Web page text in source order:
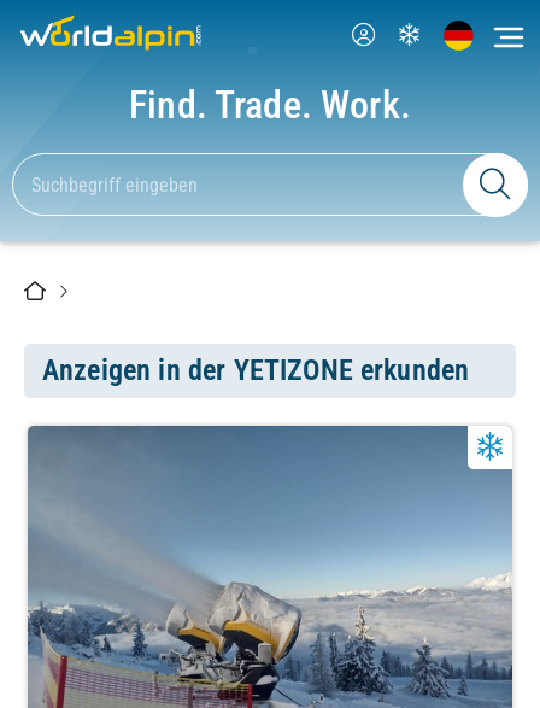
Find. Trade. Work.
Anzeigen in der YETIZONE erkunden